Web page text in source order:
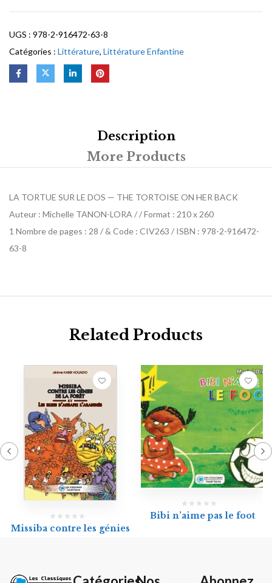
UGS : 978-2-916472-63-8
Catégories : Littérature, Littérature Enfantine
Description
More Products
LA TORTUE SUR LE DOS — THE TORTOISE ON HER BACK
Auteur : Michelle TANON-LORA / / Format : 210 x 260
1 Nombre de pages : 28 / & Code : CIV263 / ISBN : 978-2-916472-
63-8
Related Products
Missiba contre les génies
Bibi n’aime pas le foot